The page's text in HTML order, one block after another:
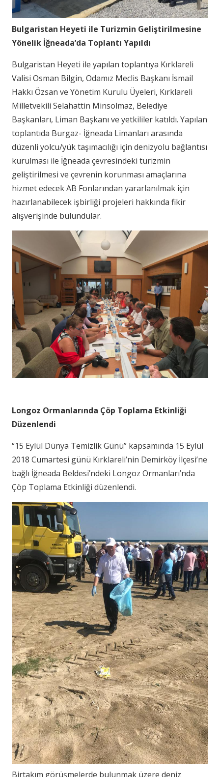
Bulgaristan Heyeti ile Turizmin Geliştirilmesine
Yönelik İğneada’da Toplantı Yapıldı
Bulgaristan Heyeti ile yapılan toplantıya Kırklareli
Valisi Osman Bilgin, Odamız Meclis Başkanı İsmail
Hakkı Özsan ve Yönetim Kurulu Üyeleri, Kırklareli
Milletvekili Selahattin Minsolmaz, Belediye
Başkanları, Liman Başkanı ve yetkililer katıldı. Yapılan
toplantıda Burgaz- İğneada Limanları arasında
düzenli yolcu/yük taşımacılığı için denizyolu bağlantısı
kurulması ile İğneada çevresindeki turizmin
geliştirilmesi ve çevrenin korunması amaçlarına
hizmet edecek AB Fonlarından yararlanılmak için
hazırlanabilecek işbirliği projeleri hakkında fikir
alışverişinde bulundular.
Longoz Ormanlarında Çöp Toplama Etkinliği
Düzenlendi
“15 Eylül Dünya Temizlik Günü” kapsamında 15 Eylül
2018 Cumartesi günü Kırklareli’nin Demirköy İlçesi’ne
bağlı İğneada Beldesi’ndeki Longoz Ormanları’nda
Çöp Toplama Etkinliği düzenlendi.
Birtakım görüşmelerde bulunmak üzere deniz